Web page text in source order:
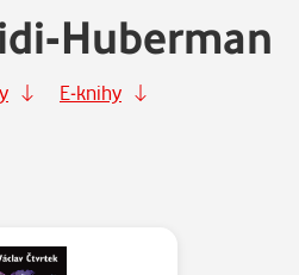
Huberman
E-knihy